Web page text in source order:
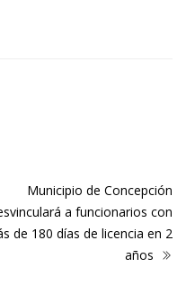
Municipio de Concepción
a funcionarios con
de 180 días de licencia en 2
años